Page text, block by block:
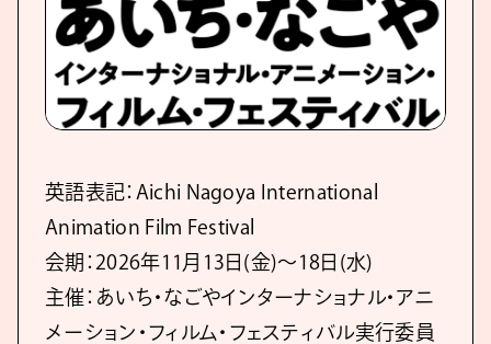
英語表記：Aichi Nagoya International
Animation Film Festival
会期：2026年11月13日(金)～18日(水)
主催：あいち・なごやインターナショナル・アニ
メーション・フィルム・フェスティバル実行委員